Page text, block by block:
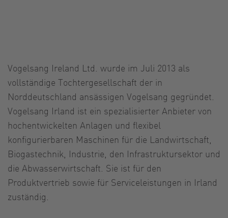
Vogelsang Ireland Ltd. wurde im Juli 2013 als
vollständige Tochtergesellschaft der in
Norddeutschland ansässigen Vogelsang gegründet.
Vogelsang Irland ist ein spezialisierter Anbieter von
hochentwickelten Anlagen und flexibel
konfigurierbaren Maschinen für die Landwirtschaft,
Biogastechnik, Industrie, den Infrastruktursektor und
die Abwasserwirtschaft. Sie ist für den
Produktvertrieb sowie für Serviceleistungen in Irland
zuständig.